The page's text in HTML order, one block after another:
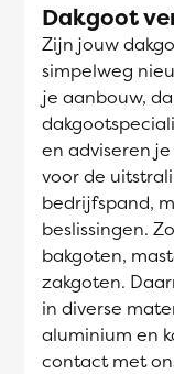
Dakgoot
Zijn jouw
simpelweg
je aanbouw,
en adviseren
voor de
bedrijfspand,
beslissingen.
bakgoten,
zakgoten.
in diverse
aluminium en
contact met